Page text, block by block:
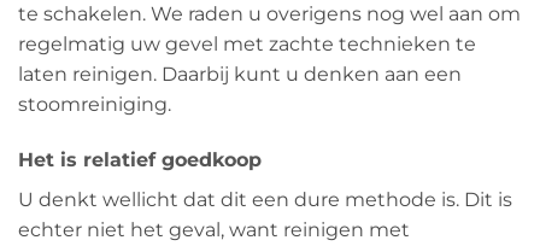
te schakelen. We raden u overigens nog wel aan om
regelmatig uw gevel met zachte technieken te
laten reinigen. Daarbij kunt u denken aan een
stoomreiniging.
Het is relatief goedkoop
U denkt wellicht dat dit een dure methode is. Dit is
echter niet het geval, want reinigen met